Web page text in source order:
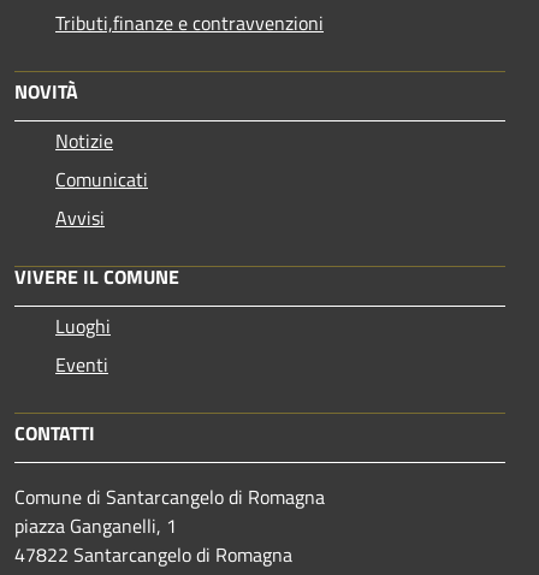
Tributi,finanze e contravvenzioni
NOVITÀ
Notizie
Comunicati
Avvisi
VIVERE IL COMUNE
Luoghi
Eventi
CONTATTI
Comune di Santarcangelo di Romagna
piazza Ganganelli, 1
47822 Santarcangelo di Romagna